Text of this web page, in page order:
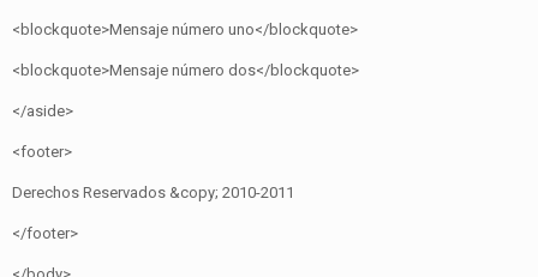
<blockquote>Mensaje número uno</blockquote>
<blockquote>Mensaje número dos</blockquote>
</aside>
<footer>
Derechos Reservados &copy; 2010-2011
</footer>